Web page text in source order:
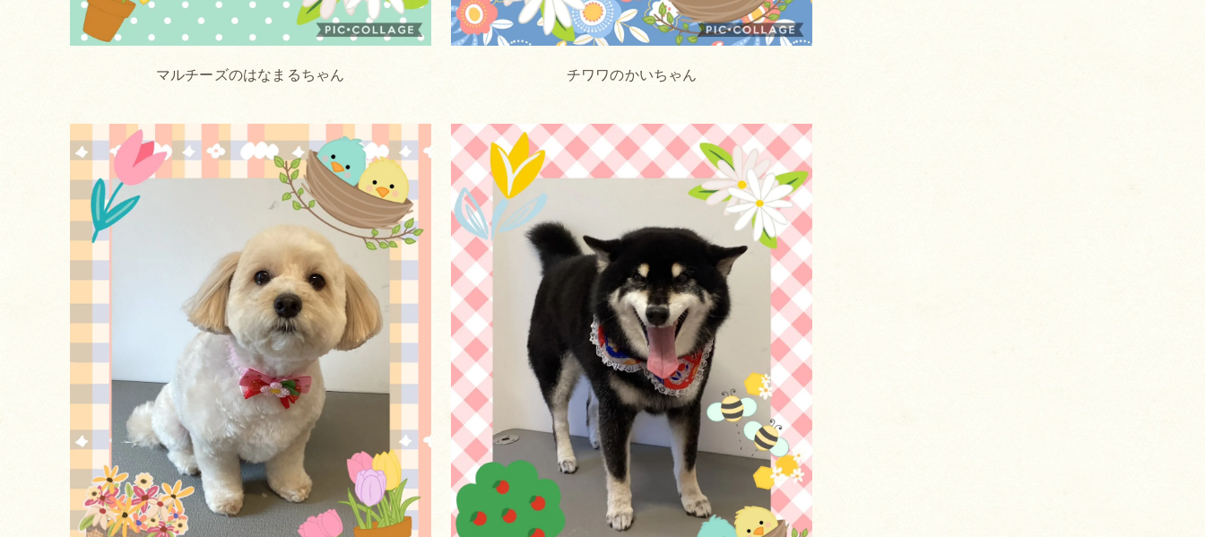
マルチーズのはなまるちゃん チワワのかいちゃん